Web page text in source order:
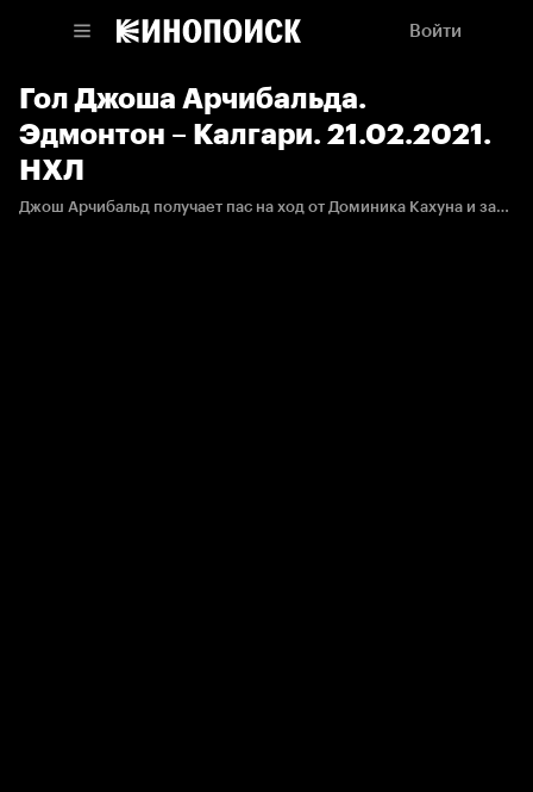
Войти
Гол Джоша Арчибальда.
Эдмонтон – Калгари. 21.02.2021.
НХЛ
Джош Арчибальд получает пас на ход от Доминика Кахуна и забрасывает четвертую шайбу в сезоне